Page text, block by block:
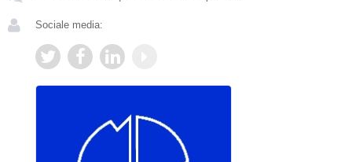
Sociale media: